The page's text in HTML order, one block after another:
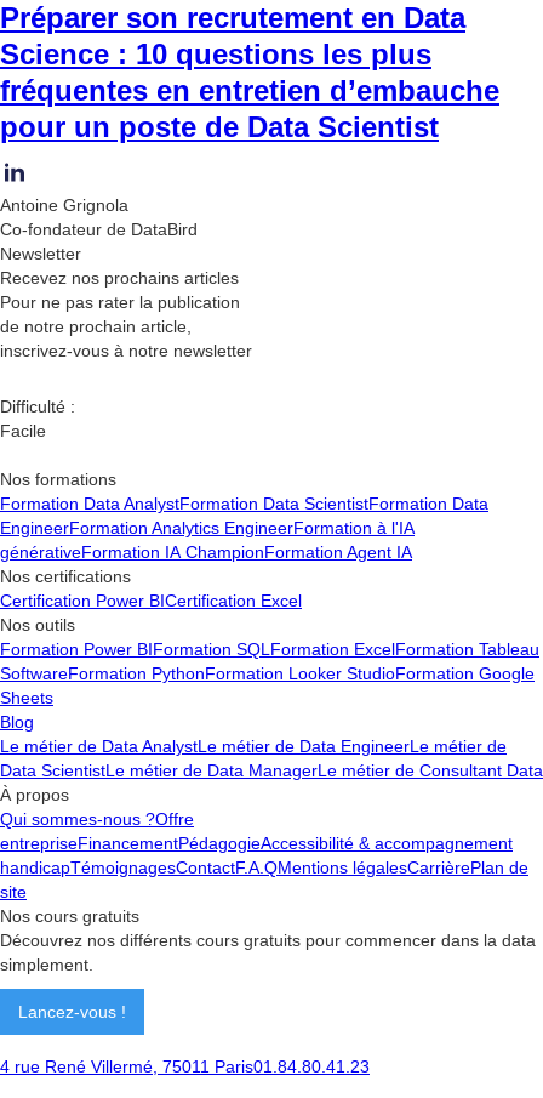
Préparer son recrutement en Data
Science : 10 questions les plus
fréquentes en entretien d’embauche
pour un poste de Data Scientist
Antoine Grignola
Co-fondateur de DataBird
Newsletter
Recevez nos prochains articles
Pour ne pas rater la publication
de notre prochain article,
inscrivez-vous à notre newsletter
Difficulté :
Facile
Nos formations
Formation Data AnalystFormation Data ScientistFormation Data
EngineerFormation Analytics EngineerFormation à l'IA
générativeFormation IA ChampionFormation Agent IA
Nos certifications
Certification Power BICertification Excel
Nos outils
Formation Power BIFormation SQL Formation ExcelFormation Tableau
SoftwareFormation PythonFormation Looker StudioFormation Google
Sheets
Blog
Le métier de Data AnalystLe métier de Data EngineerLe métier de
Data ScientistLe métier de Data ManagerLe métier de Consultant Data
À propos
Qui sommes-nous ?Offre
entrepriseFinancementPédagogieAccessibilité & accompagnement
handicapTémoignagesContactF.A.QMentions légalesCarrièrePlan de
site
Nos cours gratuits
Découvrez nos différents cours gratuits pour commencer dans la data
simplement.
Lancez-vous !
4 rue René Villermé, 75011 Paris01.84.80.41.23